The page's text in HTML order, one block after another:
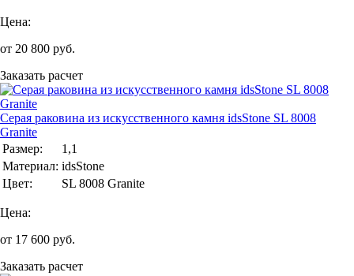
Цена:
от 20 800 руб.
Заказать расчет
Серая раковина из искусственного камня idsStone SL 8008
Granite
Размер:
1,1
Материал: idsStone
Цвет:
SL 8008 Granite
Цена:
от 17 600 руб.
Заказать расчет